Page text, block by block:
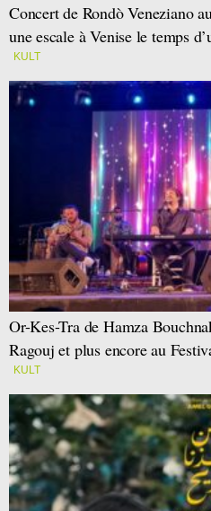
Concert de Rondò Veneziano
une escale à Venise le temps
KULT
Or-Kes-Tra de Hamza
Ragouj et plus encore au
KULT